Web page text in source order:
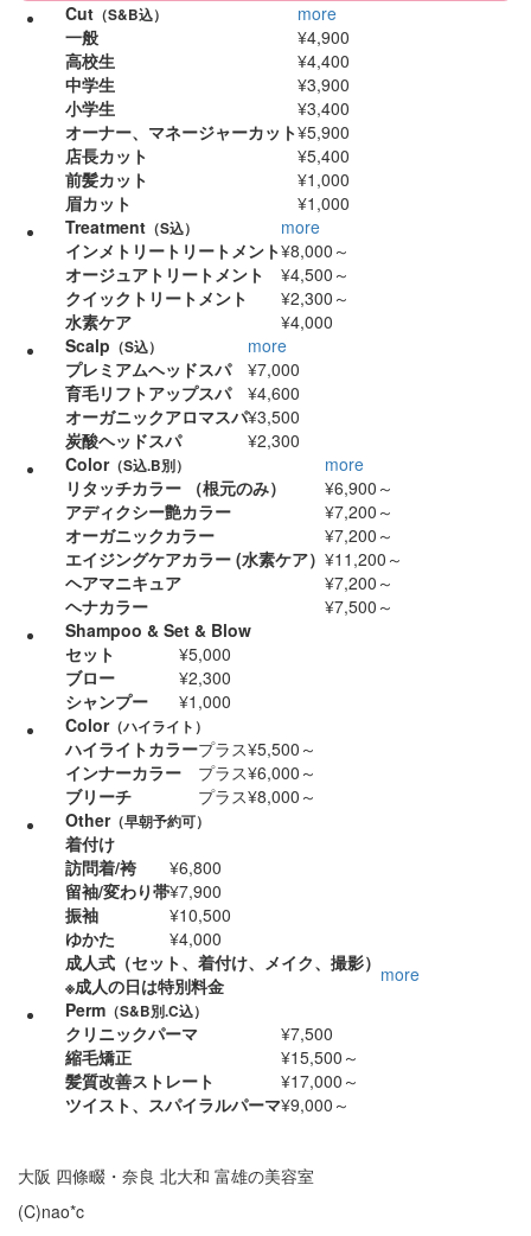
Cut （S&B込）
more
一般
¥4,900
高校生
¥4,400
中学生
¥3,900
小学生
¥3,400
オーナー、マネージャーカット¥5,900
店長カット
¥5,400
前髪カット
¥1,000
眉カット
¥1,000
Treatment （S込）
more
インメトリートリートメント¥8,000～
オージュアトリートメント
¥4,500～
クイックトリートメント
¥2,300～
水素ケア
¥4,000
Scalp （S込）
more
プレミアムヘッドスパ
¥7,000
育毛リフトアップスパ
¥4,600
オーガニックアロマスパ¥3,500
炭酸ヘッドスパ
¥2,300
Color（S込.B別）
more
リタッチカラー
（根元のみ）
¥6,900～
アディクシー艶カラー
¥7,200～
オーガニックカラー
¥7,200～
エイジングケアカラー (水素ケア） ¥11,200～
ヘアマニキュア
¥7,200～
ヘナカラー
¥7,500～
Shampoo & Set & Blow
セット
¥5,000
ブロー
¥2,300
シャンプー
¥1,000
Color（ハイライト）
ハイライトカラープラス¥5,500～
インナーカラー
プラス¥6,000～
ブリーチ
プラス¥8,000～
Other（早朝予約可）
着付け
訪問着/袴
¥6,800
留袖/変わり帯¥7,900
振袖
¥10,500
ゆかた
¥4,000
成人式（セット、着付け、メイク、撮影）
※成人の日は特別料金
more
Perm （S&B別.C込）
クリニックパーマ
¥7,500
縮毛矯正
¥15,500～
髪質改善ストレート
¥17,000～
ツイスト、スパイラルパーマ¥9,000～
大阪 四條畷・奈良 北大和 富雄の美容室
(C)nao*c